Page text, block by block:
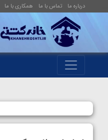
درباره ما تماس با ما همکاری با ما